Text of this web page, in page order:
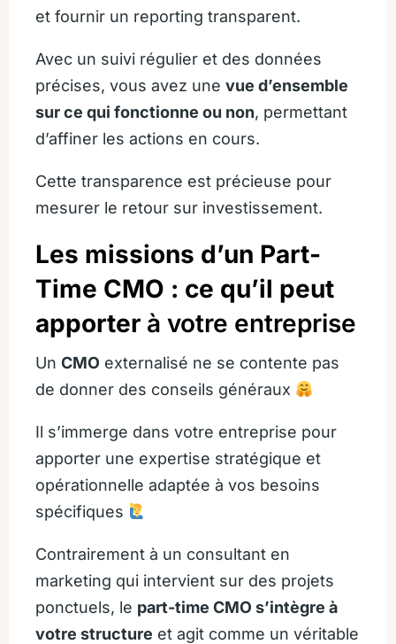
et fournir un reporting transparent.
Avec un suivi régulier et des données
précises, vous avez une vue d’ensemble
sur ce qui fonctionne ou non, permettant
d’affiner les actions en cours.
Cette transparence est précieuse pour
mesurer le retour sur investissement.
Les missions d’un Part-
Time CMO : ce qu’il peut
apporter à votre entreprise
Un CMO externalisé ne se contente pas
de donner des conseils généraux
Il s’immerge dans votre entreprise pour
apporter une expertise stratégique et
opérationnelle adaptée à vos besoins
spécifiques
Contrairement à un consultant en
marketing qui intervient sur des projets
ponctuels, le part-time CMO s’intègre à
votre structure et agit comme un véritable